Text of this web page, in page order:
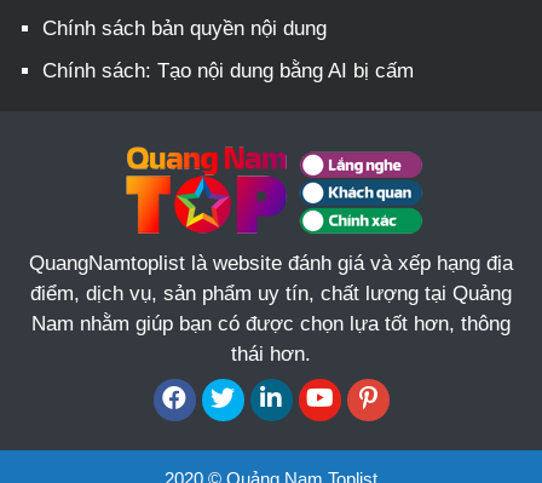
Chính sách bản quyền nội dung
Chính sách: Tạo nội dung bằng AI bị cấm
QuangNamtoplist là website đánh giá và xếp hạng địa
điểm, dịch vụ, sản phẩm uy tín, chất lượng tại Quảng
Nam nhằm giúp bạn có được chọn lựa tốt hơn, thông
thái hơn.